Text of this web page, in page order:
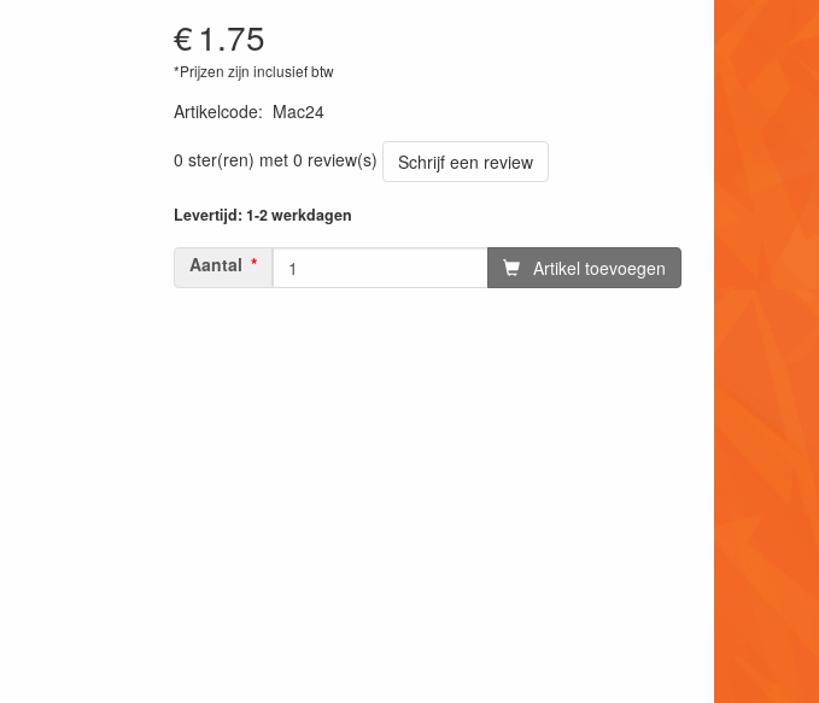
€1.75
*Prijzen zijn inclusief btw
Artikelcode: Mac24
0 ster(ren) met 0 review(s)
Schrijf een review
Levertijd: 1-2 werkdagen
Aantal Artikel toevoegen